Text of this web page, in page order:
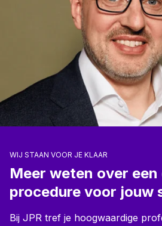
WIJ STAAN VOOR JE KLAAR
Meer weten over een
procedure voor jouw
Bij JPR tref je hoogwaardige